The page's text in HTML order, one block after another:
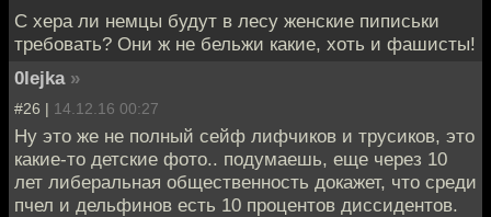
С хера ли немцы будут в лесу женские пиписьки
требовать? Они ж не бельжи какие, хоть и фашисты!
0lejka »
#26 | 14.12.16 00:27
Ну это же не полный сейф лифчиков и трусиков, это
какие-то детские фото.. подумаешь, еще через 10
лет либеральная общественность докажет, что среди
пчел и дельфинов есть 10 процентов диссидентов.